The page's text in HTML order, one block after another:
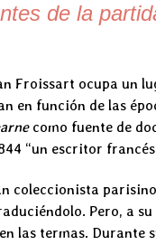
de la
Froissart ocupa un
en función de las
como fuente de
“un escritor
coleccionista
Pero, a
las termas. Durante